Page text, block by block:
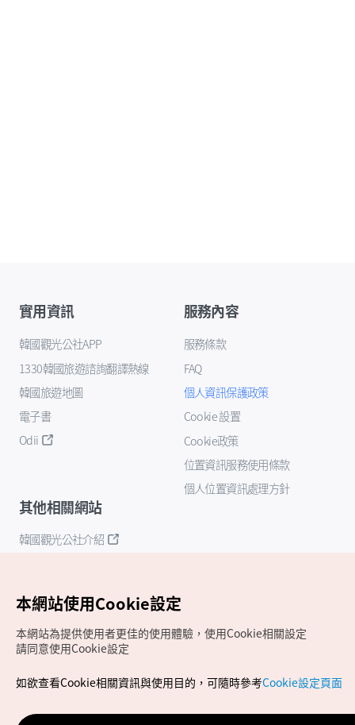
實用資訊
韓國觀光公社APP
1330韓國旅遊諮詢翻譯熱線
韓國旅遊地圖
電子書
Odii
服務內容
服務條款
FAQ
個人資訊保護政策
Cookie 設置
Cookie政策
位置資訊服務使用條款
個人位置資訊處理方針
其他相關網站
韓國觀光公社介紹
Copyrights (c) 韓國觀光公社版權所有
如有相關疑問或建議，歡迎來信至官方信箱
本網站使用Cookie設定
本網站為提供使用者更佳的使用體驗，使用Cookie相關設定
請同意使用Cookie設定
如欲查看Cookie相關資訊與使用目的，可隨時參考Cookie設定頁面